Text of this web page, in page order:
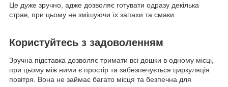
Це дуже зручно, адже дозволяє готувати одразу декілька
страв, при цьому не змішуючи їх запахи та смаки.
Користуйтесь з задоволенням
Зручна підставка дозволяє тримати всі дошки в одному місці,
при цьому між ними є простір та забезпечується циркуляція
повітря. Вона не займає багато місця та безпечна для